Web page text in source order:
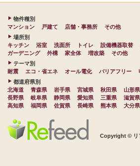
物件種別
マンション
戸建て 店舗・事務所
その他
場所別
キッチン
浴室 洗面所 トイレ 設備機器取替
ガーデニング
外構 家全体 増改築
その他
テーマ別
耐震
エコ・省エネ オール電化 バリアフリー
都道府県別
北海道
青森県 岩手県 宮城県 秋田県 山形県
長野県
岐阜県 静岡県 愛知県 三重県 滋賀県
高知県
福岡県 佐賀県 長崎県 熊本県 大分県
Copyright © リ